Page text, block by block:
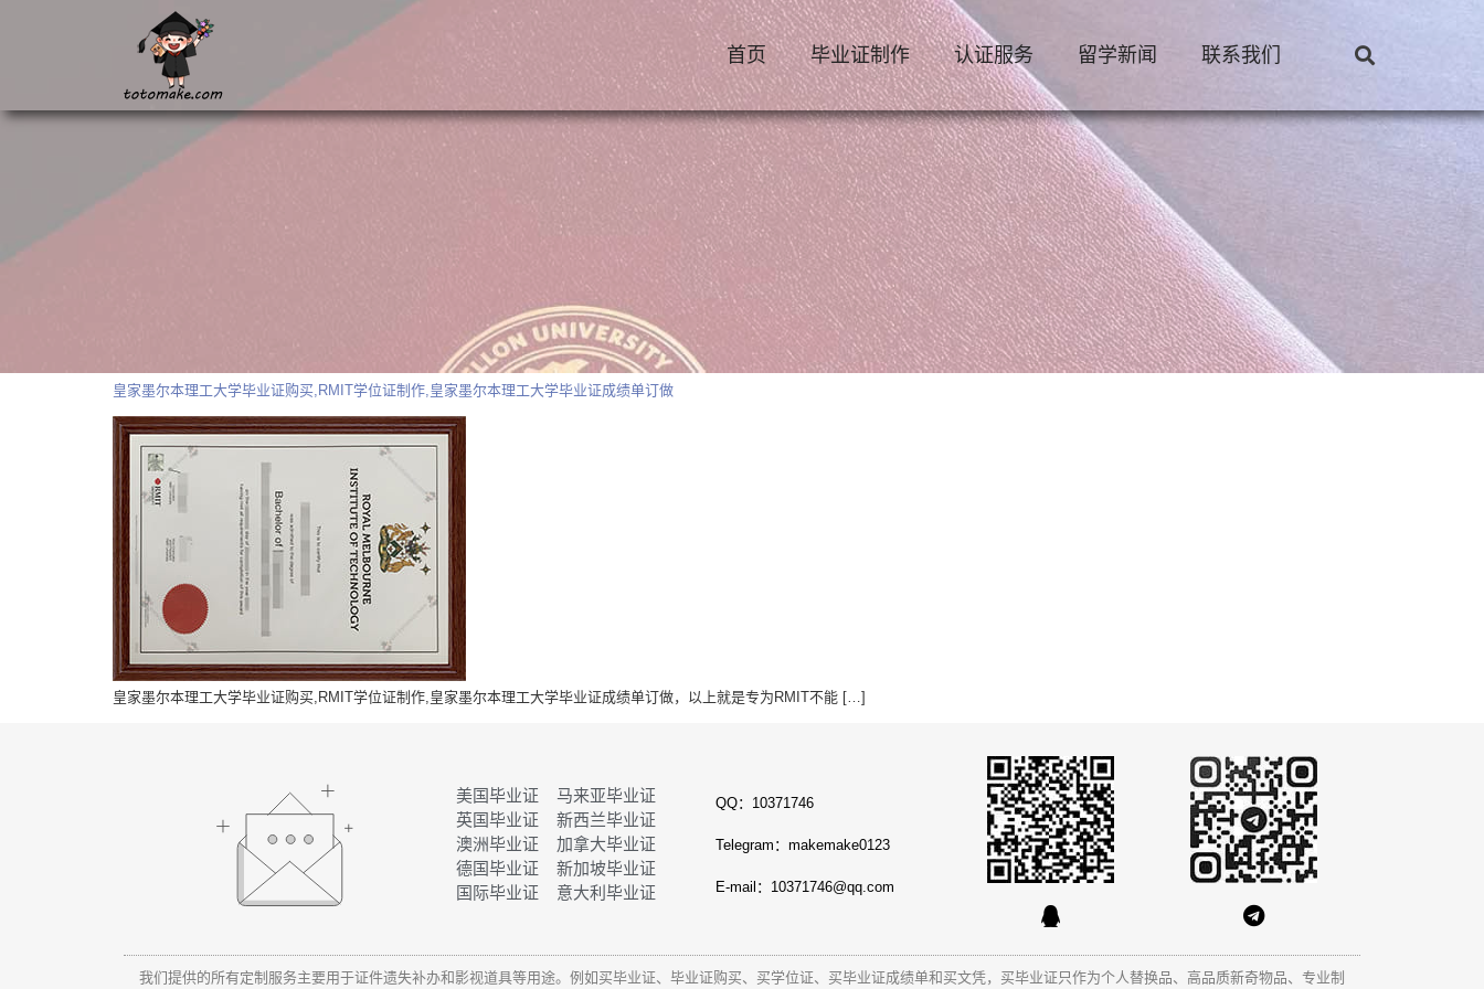
首页 毕业证制作 认证服务 留学新闻 联系我们
皇家墨尔本理工大学毕业证购买,RMIT学位证制作,皇家墨尔本理工大学毕业证成绩单订做
皇家墨尔本理工大学毕业证购买,RMIT学位证制作,皇家墨尔本理工大学毕业证成绩单订做，以上就是专为RMIT不能 […]
美国毕业证
马来亚毕业证
英国毕业证
新西兰毕业证
澳洲毕业证
加拿大毕业证
德国毕业证
新加坡毕业证
国际毕业证
意大利毕业证
QQ：10371746
Telegram：makemake0123
E-mail：10371746@qq.com
我们提供的所有定制服务主要用于证件遗失补办和影视道具等用途。例如买毕业证、毕业证购买、买学位证、买毕业证成绩单和 买文凭，买毕业证只作为个人替换品、高品质新奇物品、专业制